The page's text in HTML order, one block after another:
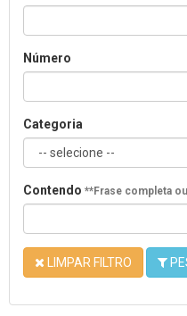
Número
Categoria
Contendo **Frase completa
LIMPAR FILTRO